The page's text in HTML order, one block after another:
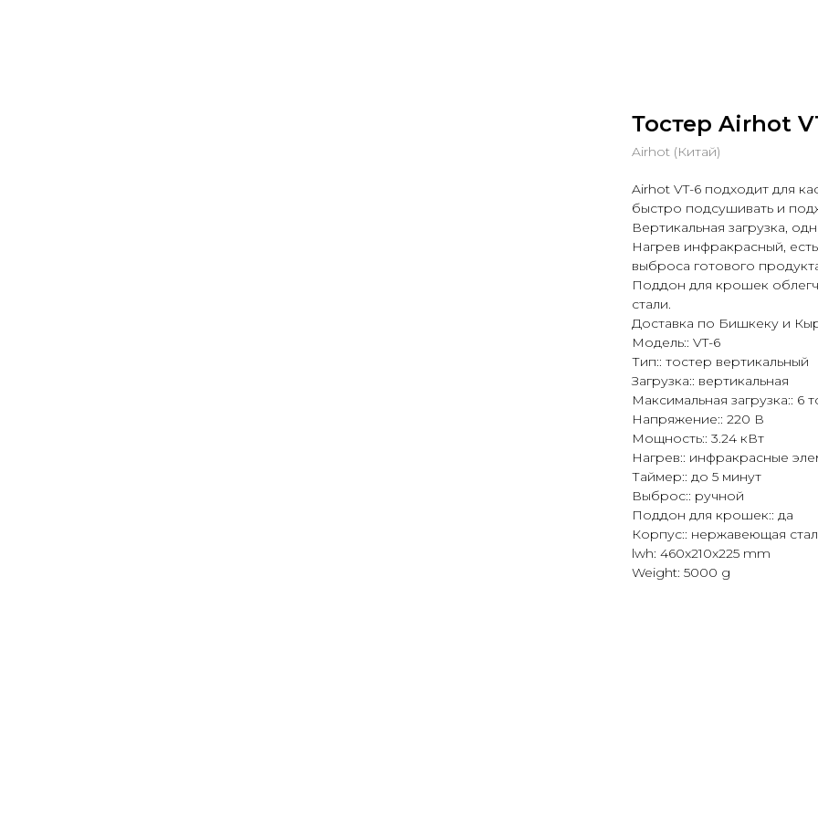
Тостер Airhot
Airhot (Китай)
Airhot VT-6 подходит для
быстро подсушивать и
Вертикальная загрузка,
Нагрев инфракрасный,
выброса готового
Поддон для крошек
стали.
Доставка по Бишкеку и
Модель:: VT-6
Тип:: тостер вертикальный
Загрузка:: вертикальная
Максимальная загрузка:: 6
Напряжение:: 220 В
Мощность:: 3.24 кВт
Нагрев:: инфракрасные
Таймер:: до 5 минут
Выброс:: ручной
Поддон для крошек:: да
Корпус:: нержавеющая
lwh: 460x210x225 mm
Weight: 5000 g